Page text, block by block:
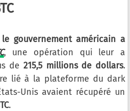
le gouvernement américain a
, une opération qui leur a
de 215,5 millions de dollars.
lié à la plateforme du dark
Unis avaient récupéré un
.